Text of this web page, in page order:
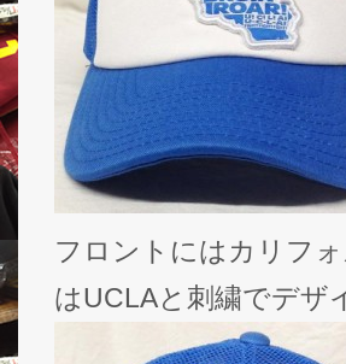
フロントにはカリフ
はUCLAと刺繍でデザ